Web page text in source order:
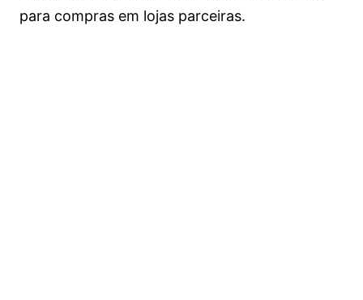
para compras em lojas parceiras.